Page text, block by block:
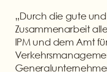
„Durch die gute
Zusammenarbeit
IPM und dem Amt